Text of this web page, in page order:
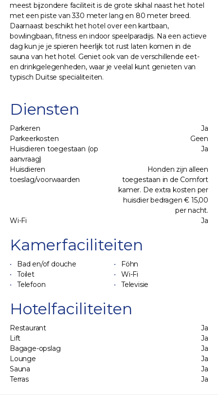
meest bijzondere faciliteit is de grote skihal naast het hotel
met een piste van 330 meter lang en 80 meter breed.
Daarnaast beschikt het hotel over een kartbaan,
bowlingbaan, fitness en indoor speelparadijs. Na een actieve
dag kun je je spieren heerlijk tot rust laten komen in de
sauna van het hotel. Geniet ook van de verschillende eet-
en drinkgelegenheden, waar je veelal kunt genieten van
typisch Duitse specialiteiten.
Diensten
Parkeren
Ja
Parkeerkosten
Geen
Huisdieren toegestaan (op
aanvraag)
Ja
Huisdieren
toeslag/voorwaarden
Honden zijn alleen
toegestaan in de Comfort
kamer. De extra kosten per
huisdier bedragen € 15,00
per nacht.
Wi-Fi
Ja
Kamerfaciliteiten
Bad en/of douche
Föhn
Toilet
Wi-Fi
Telefoon
Televisie
Hotelfaciliteiten
Restaurant
Ja
Lift
Ja
Bagage-opslag
Ja
Lounge
Ja
Sauna
Ja
Terras
Ja